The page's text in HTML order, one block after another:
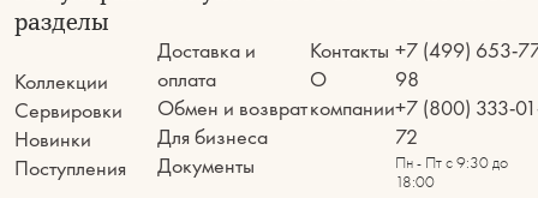
разделы
Коллекции
Сервировки
Новинки
Поступления
Доставка и
оплата
Обмен и возврат
Для бизнеса
Документы
Контакты
О
компании
+7 (499) 653-
98
+7 (800) 333-
72
Пн - Пт с 9:30 до
18:00